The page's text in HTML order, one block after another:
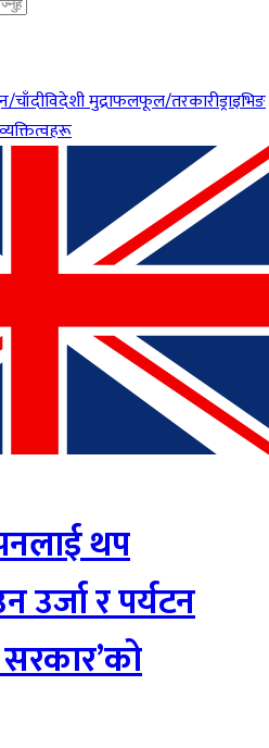
चाँदीविदेशी मुद्राफलफूल/तरकारीड्राइभिङ
थप
उर्जा र पर्यटन
सरकार’को